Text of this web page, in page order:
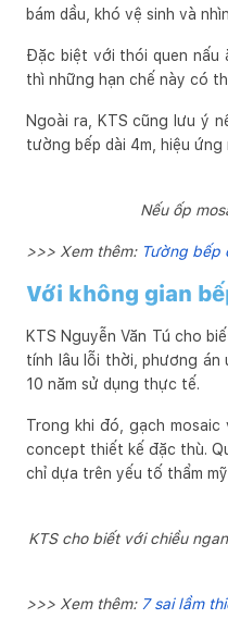
bám dầu, khó vệ sinh và
Đặc biệt với thói quen nấu
thì những hạn chế này có
Ngoài ra, KTS cũng lưu ý
tường bếp dài 4m, hiệu ứng
Nếu ốp
>>> Xem thêm: Tường bếp
Với không gian
KTS Nguyễn Văn Tú cho
tính lâu lỗi thời, phương
10 năm sử dụng thực tế.
Trong khi đó, gạch
concept thiết kế đặc thù.
chỉ dựa trên yếu tố thẩm
KTS cho biết với chiều
>>> Xem thêm: 7 sai lầm